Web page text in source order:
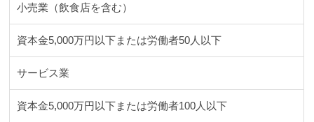
小売業（飲食店を含む）
資本金5,000万円以下または労働者50人以下
サービス業
資本金5,000万円以下または労働者100人以下